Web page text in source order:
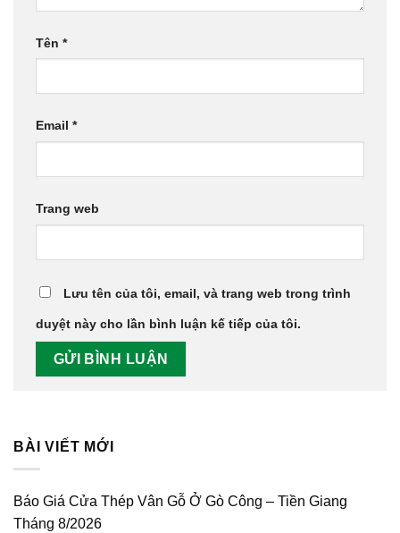
Tên *
Email *
Trang web
Lưu tên của tôi, email, và trang web trong trình
duyệt này cho lần bình luận kế tiếp của tôi.
BÀI VIẾT MỚI
Báo Giá Cửa Thép Vân Gỗ Ở Gò Công – Tiền Giang
Tháng 8/2026